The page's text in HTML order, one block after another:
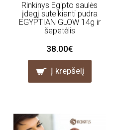
Rinkinys Egipto saulės
įdegį suteikianti pudra
EGYPTIAN GLOW 14g ir
šepetėlis
38.00€
Į krepšelį